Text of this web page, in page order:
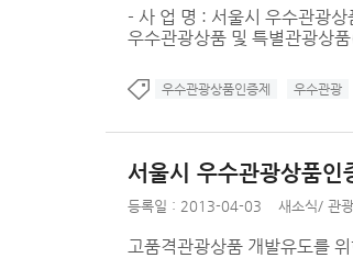
- 사 업 명 : 서울시 우수관광
우수관광상품 및 특별관광상
우수관광상품인증제 우수관광
서울시 우수관광상품인
등록일 : 2013-04-03 새소식/ 관
고품격관광상품 개발유도를